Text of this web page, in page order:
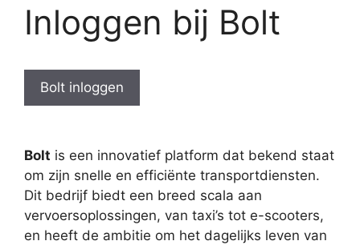
Inloggen bij Bolt
Bolt inloggen
Bolt is een innovatief platform dat bekend staat
om zijn snelle en efficiënte transportdiensten.
Dit bedrijf biedt een breed scala aan
vervoersoplossingen, van taxi’s tot e-scooters,
en heeft de ambitie om het dagelijks leven van